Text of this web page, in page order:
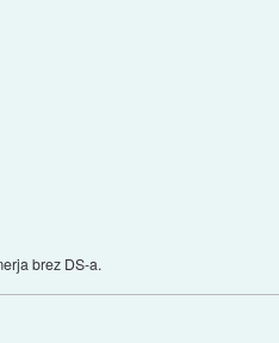
brez DS-a.